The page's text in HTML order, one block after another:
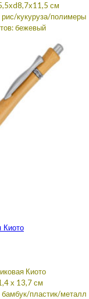
см
кукуруза/полимеры
бежевый
Киото
Киото
х 13,7 см
пластик/металл